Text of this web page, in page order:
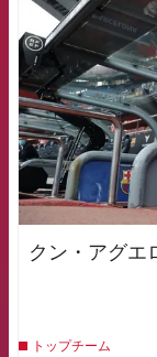
クン・アグエ
トップチーム